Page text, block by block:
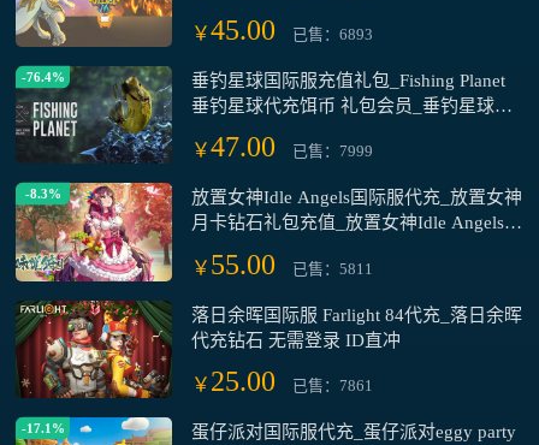
￥45.00 已售：6893
-76.4%
垂钓星球国际服充值礼包_Fishing Planet
垂钓星球代充饵币 礼包会员_垂钓星球钓
￥47.00 已售：7999
-8.3%
放置女神Idle Angels国际服代充_放置女神
月卡钻石礼包充值_放置女神Idle Angels国
￥ 55.00 已售：5811
落日余晖国际服 Farlight 84代充_落日余晖
代充钻石 无需登录 ID直冲
￥ 25.00 已售：7861
-17.1%
蛋仔派对国际服代充_蛋仔派对eggy party